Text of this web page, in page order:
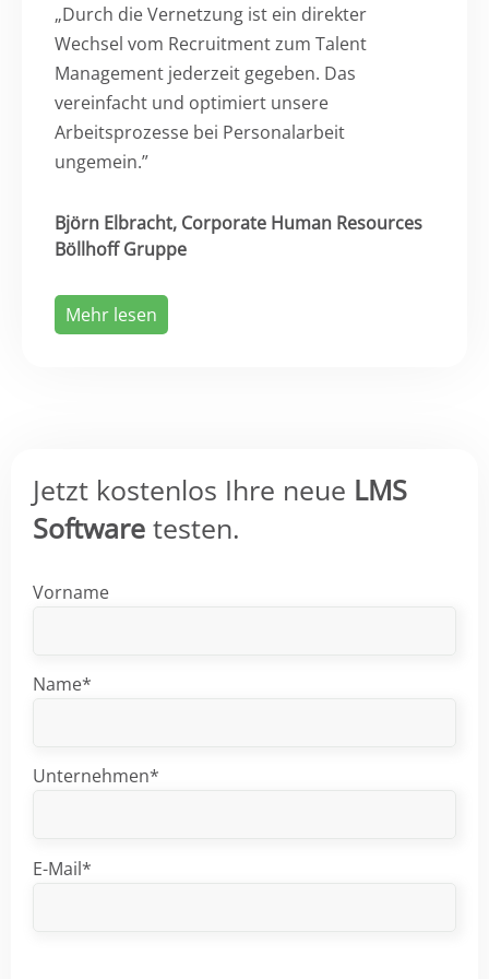
„Durch die Vernetzung ist ein direkter
Wechsel vom Recruitment zum Talent
Management jederzeit gegeben. Das
vereinfacht und optimiert unsere
Arbeitsprozesse bei Personalarbeit
ungemein.”
Björn Elbracht, Corporate Human Resources
Böllhoff Gruppe
Mehr lesen
Jetzt kostenlos Ihre neue LMS
Software testen.
Vorname
Name*
Unternehmen*
E-Mail*